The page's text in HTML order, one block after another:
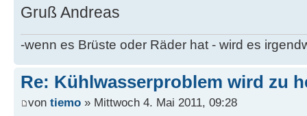
Gruß Andreas
-wenn es Brüste oder Räder hat - wird es
Re: Kühlwasserproblem wird zu
von tiemo » Mittwoch 4. Mai 2011, 09:28